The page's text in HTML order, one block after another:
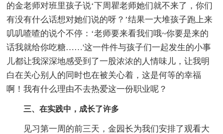
的金老师对班里孩子说‘下周瞿老师她们就不来了，你们
有没有什么话想对她们说的呀？’结果一大堆孩子跑上来
叽叽喳喳的说个不停：‘老师要来看我们哦~你要是来的
话我就给你吃糖……'这一件件与孩子们一起发生的小事
儿都让我深深地感受到了一股浓浓的人情味儿，让我明
白在关心别人的同时也在被关心着，这是何等的幸福
啊！我有什么理由不去热爱这一份职业呢？
三、在实践中，成长了许多
见习第一周的前三天，金园长为我们安排了观看大